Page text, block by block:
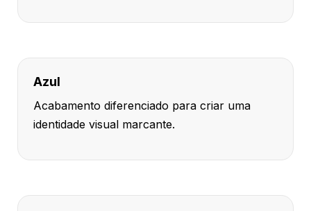
Azul
Acabamento diferenciado para criar uma
identidade visual marcante.